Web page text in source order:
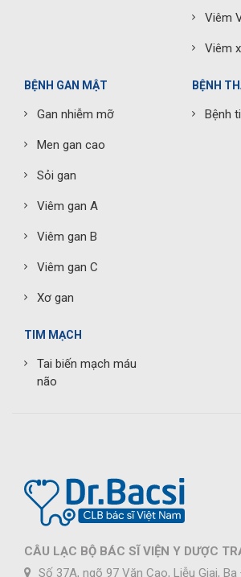
Viêm
Viêm
BỆNH GAN MẬT
Gan nhiễm mỡ
Men gan cao
Sỏi gan
Viêm gan A
Viêm gan B
Viêm gan C
Xơ gan
BỆNH
Bệnh
TIM MẠCH
Tai biến mạch máu
não
CÂU LẠC BỘ BÁC SĨ VIỆN Y DƯỢC
Số 37A, ngõ 97 Văn Cao, Liễu Giai,